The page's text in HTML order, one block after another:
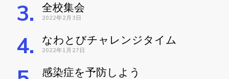
全校集会
2022年2月3日
なわとびチャレンジタイム
2022年1月27日
感染症を予防しよう